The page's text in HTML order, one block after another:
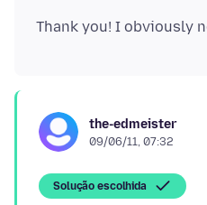
the-edmeister
09/06/11, 07:32
Solução escolhida